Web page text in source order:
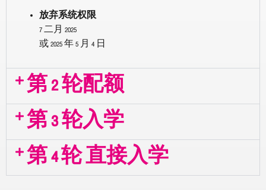
放弃系统权限
7 二月 2025
或 2025 年 5 月 4 日
第 2 轮配额
第 3 轮入学
第 4 轮 直接入学